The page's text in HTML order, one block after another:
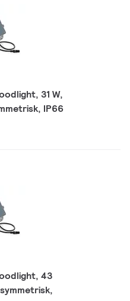
31 W,
IP66
43